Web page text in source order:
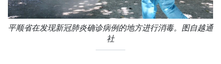
平顺省在发现新冠肺炎确诊病例的地方进行消毒。图自越通
社